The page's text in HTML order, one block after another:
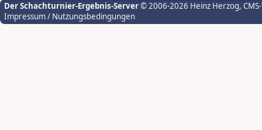
Der Schachturnier-Ergebnis-Server© 2006-2026 Heinz Herzog,
Impressum / Nutzungsbedingungen